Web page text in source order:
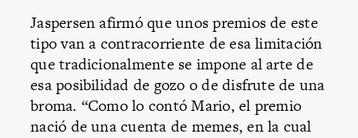
Jaspersen afirmó que unos premios de este
tipo van a contracorriente de esa limitación
que tradicionalmente se impone al arte de
esa posibilidad de gozo o de disfrute de una
broma. “Como lo contó Mario, el premio
nació de una cuenta de memes, en la cual